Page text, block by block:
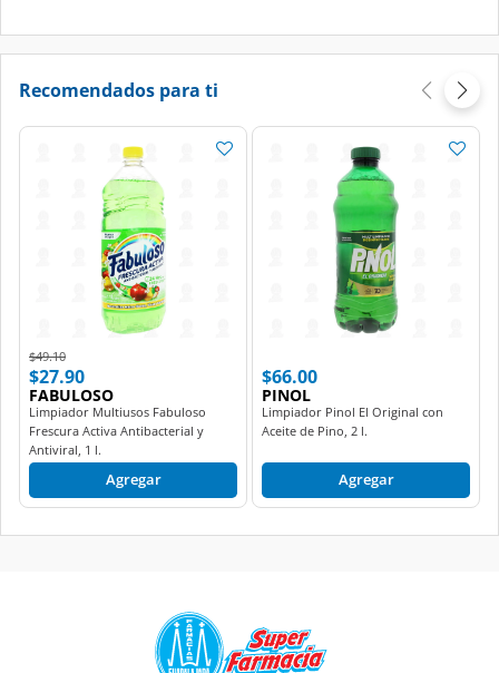
Recomendados para ti
Price reduced from
$49.10to
$27.90
FABULOSO
Limpiador Multiusos Fabuloso
Frescura Activa Antibacterial y
Antiviral, 1 l.
Agregar
$66.00
PINOL
Limpiador Pinol El Original con
Aceite de Pino, 2 l.
Agregar